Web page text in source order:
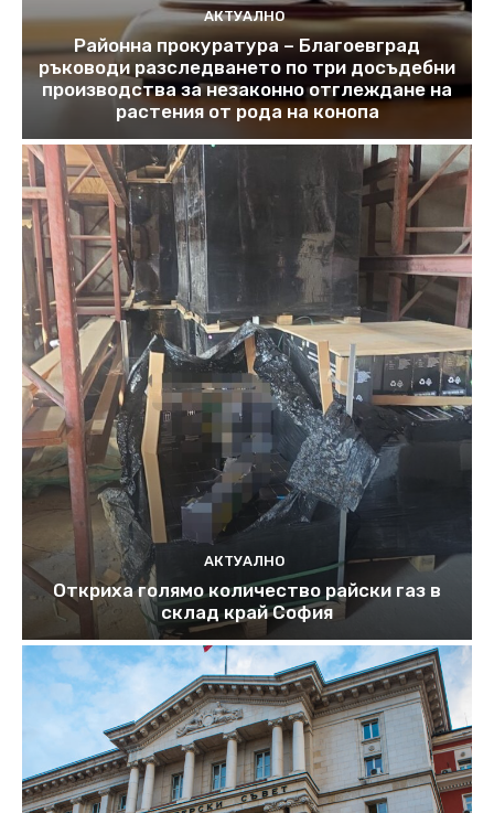
АКТУАЛНО
Районна прокуратура – Благоевград
ръководи разследването по три досъдебни
производства за незаконно отглеждане на
растения от рода на конопа
АКТУАЛНО
Откриха голямо количество райски газ в
склад край София